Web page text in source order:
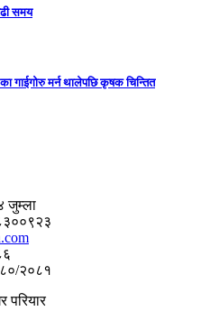
समय
गाईगोरु मर्न थालेपछि कृषक चिन्तित
जुम्ला
२०८१
परियार